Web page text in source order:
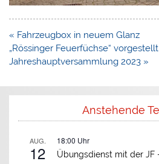
Beitragsnavigation
« Fahrzeugbox in neuem Glanz
„Rössinger Feuerfüchse“
Jahreshauptversammlung 2023 »
Anstehende
AUG.
12
18:00 Uhr
Übungsdienst mit der JF